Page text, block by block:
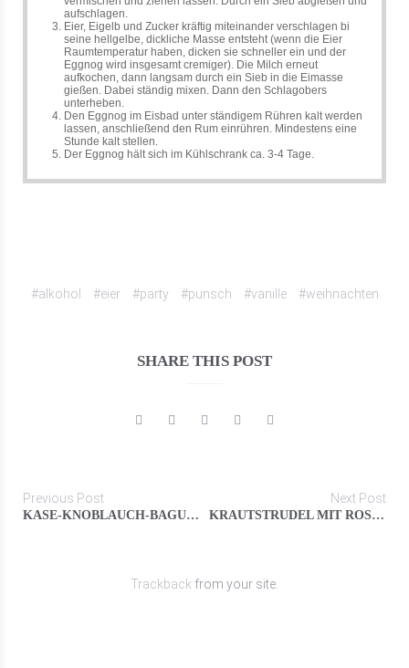
aufschlagen.
Eier, Eigelb und Zucker kräftig miteinander verschlagen bi
seine hellgelbe, dickliche Masse entsteht (wenn die Eier
Raumtemperatur haben, dicken sie schneller ein und der
Eggnog wird insgesamt cremiger). Die Milch erneut
aufkochen, dann langsam durch ein Sieb in die Eimasse
gießen. Dabei ständig mixen. Dann den Schlagobers
unterheben.
Den Eggnog im Eisbad unter ständigem Rühren kalt werden
lassen, anschließend den Rum einrühren. Mindestens eine
Stunde kalt stellen.
Der Eggnog hält sich im Kühlschrank ca. 3-4 Tage.
#alkohol #eier #party #punsch #vanille #weihnachten
SHARE THIS POST
Previous Post
KÄSE-KNOBLAUCH-BAGUETTE
Next Post
KRAUTSTRUDEL MIT ROSINEN
Trackback from your site.